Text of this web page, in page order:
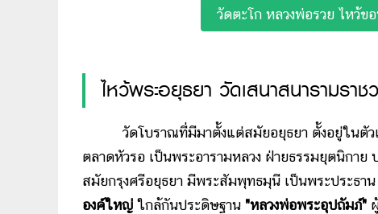
วัดตะโก หลวงพ่อรวย ไหว้ข
ไหว้พระอยุธยา วัดเสนาสนารามราช
วัดโบราณที่มีมาตั้งแต่สมัยอยุธยา ตั้งอยู่ในตัวเ
ตลาดหัวรอ เป็นพระอารามหลวง ฝ่ายธรรมยุตนิกา
สมัยกรุงศรีอยุธยา มีพระสัมพุทธมุนี เป็นพระประธา
องค์ใหญ่ ใกล้กันประดิษฐาน "หลวงพ่อพระอุปถัมภ์"